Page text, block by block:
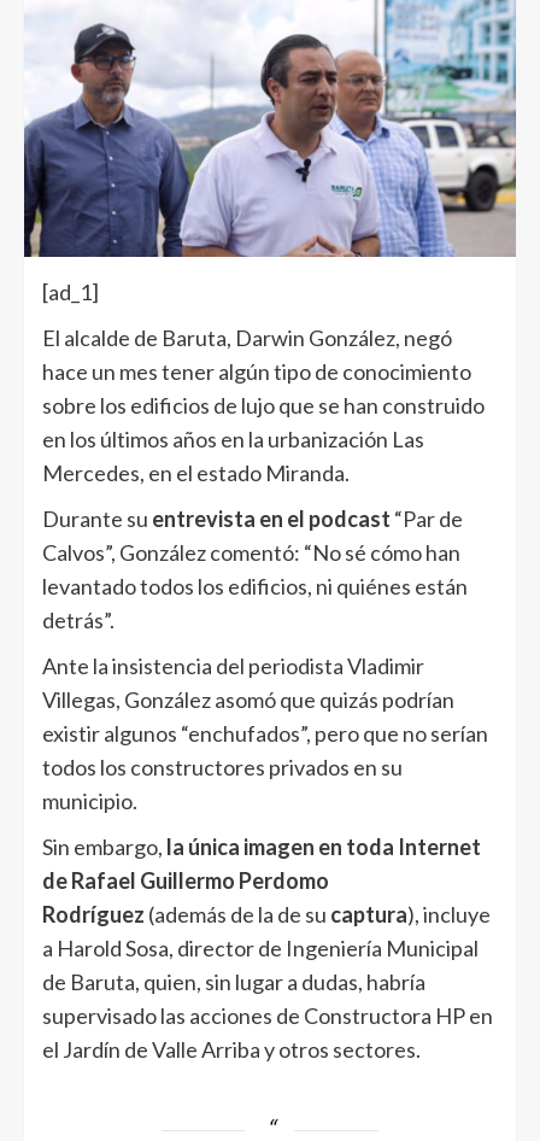
[ad_1]
El alcalde de Baruta, Darwin González, negó
hace un mes tener algún tipo de conocimiento
sobre los edificios de lujo que se han construido
en los últimos años en la urbanización Las
Mercedes, en el estado Miranda.
Durante su entrevista en el podcast “Par de
Calvos”, González comentó: “No sé cómo han
levantado todos los edificios, ni quiénes están
detrás”.
Ante la insistencia del periodista Vladimir
Villegas, González asomó que quizás podrían
existir algunos “enchufados”, pero que no serían
todos los constructores privados en su
municipio.
Sin embargo, la única imagen en toda Internet
de Rafael Guillermo Perdomo
Rodríguez (además de la de su captura), incluye
a Harold Sosa, director de Ingeniería Municipal
de Baruta, quien, sin lugar a dudas, habría
supervisado las acciones de Constructora HP en
el Jardín de Valle Arriba y otros sectores.